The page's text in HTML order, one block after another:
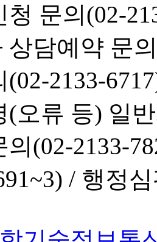
문의(02-
상담예약 문
2133-
(오류 등) 일
의(02-2133-
/ 행정심